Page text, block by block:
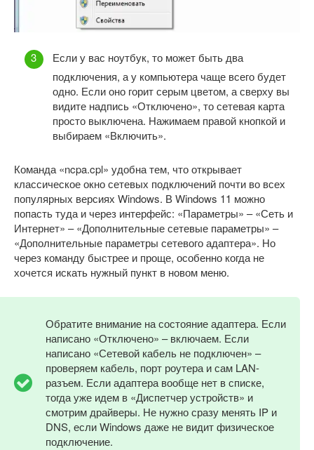
Если у вас ноутбук, то может быть два
подключения, а у компьютера чаще всего будет
одно. Если оно горит серым цветом, а сверху вы
видите надпись «Отключено», то сетевая карта
просто выключена. Нажимаем правой кнопкой и
выбираем «Включить».
Команда «ncpa.cpl» удобна тем, что открывает
классическое окно сетевых подключений почти во всех
популярных версиях Windows. В Windows 11 можно
попасть туда и через интерфейс: «Параметры» – «Сеть и
Интернет» – «Дополнительные сетевые параметры» –
«Дополнительные параметры сетевого адаптера». Но
через команду быстрее и проще, особенно когда не
хочется искать нужный пункт в новом меню.
Обратите внимание на состояние адаптера. Если
написано «Отключено» – включаем. Если
написано «Сетевой кабель не подключен» –
проверяем кабель, порт роутера и сам LAN-
разъем. Если адаптера вообще нет в списке,
тогда уже идем в «Диспетчер устройств» и
смотрим драйверы. Не нужно сразу менять IP и
DNS, если Windows даже не видит физическое
подключение.